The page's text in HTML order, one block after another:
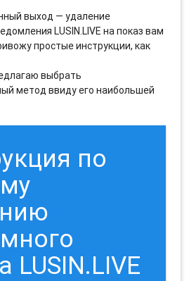
выход — удаление
LUSIN.LIVE на показ вам
простые инструкции, как
выбрать
метод ввиду его наибольшей
по
LUSIN.LIVE